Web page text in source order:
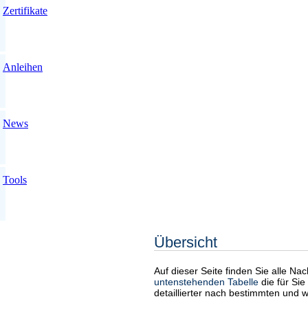
Zertifikate
Anleihen
News
Tools
Übersicht
Auf dieser Seite finden Sie alle
untenstehenden Tabelle die für
detaillierter nach bestimmten und